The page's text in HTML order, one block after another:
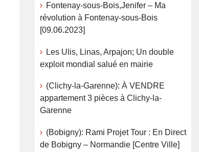
Fontenay-sous-Bois,Jenifer – Ma
révolution à Fontenay-sous-Bois
[09.06.2023]
Les Ulis, Linas, Arpajon; Un double
exploit mondial salué en mairie
(Clichy-la-Garenne): À VENDRE
appartement 3 pièces à Clichy-la-
Garenne
(Bobigny): Rami Projet Tour : En Direct
de Bobigny – Normandie [Centre Ville]